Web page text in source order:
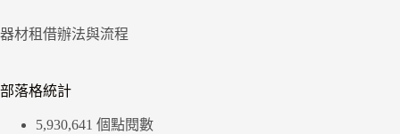
器材租借辦法與流程
部落格統計
5,930,641 個點閱數